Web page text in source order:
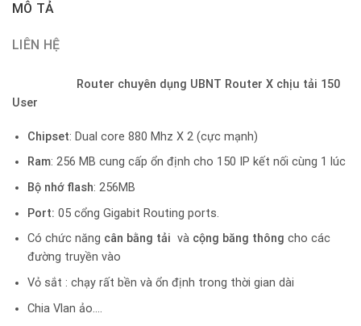
MÔ TẢ
LIÊN HỆ
Router chuyên dụng UBNT Router X chịu tải 150
User
Chipset: Dual core 880 Mhz X 2 (cực mạnh)
Ram: 256 MB cung cấp ổn định cho 150 IP kết nối cùng 1 lúc
Bộ nhớ flash: 256MB
Port: 05 cổng Gigabit Routing ports.
Có chức năng cân bằng tải và cộng băng thông cho các
đường truyền vào
Vỏ sắt : chạy rất bền và ổn định trong thời gian dài
Chia Vlan ảo….